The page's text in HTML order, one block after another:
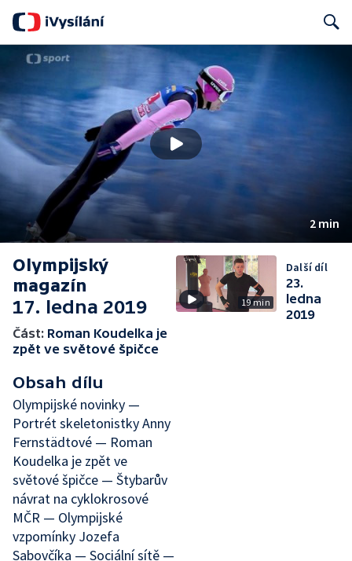
2 min
Olympijský
magazín
17. ledna 2019
Část: Roman Koudelka je
zpět ve světové špičce
Obsah dílu
Olympijské novinky —
Portrét skeletonistky Anny
Fernstädtové — Roman
Koudelka je zpět ve
světové špičce — Štybarův
návrat na cyklokrosové
MČR — Olympijské
vzpomínky Jozefa
Sabovčíka — Sociální sítě —
19 min
Další díl
23.
ledna
2019